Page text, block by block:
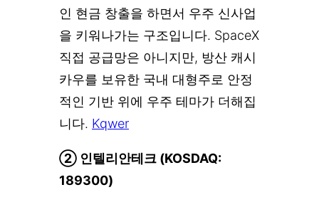
인 현금 창출을 하면서 우주 신사업
을 키워나가는 구조입니다. SpaceX
직접 공급망은 아니지만, 방산 캐시
카우를 보유한 국내 대형주로 안정
적인 기반 위에 우주 테마가 더해집
니다. Kqwer
② 인텔리안테크 (KOSDAQ:
189300)